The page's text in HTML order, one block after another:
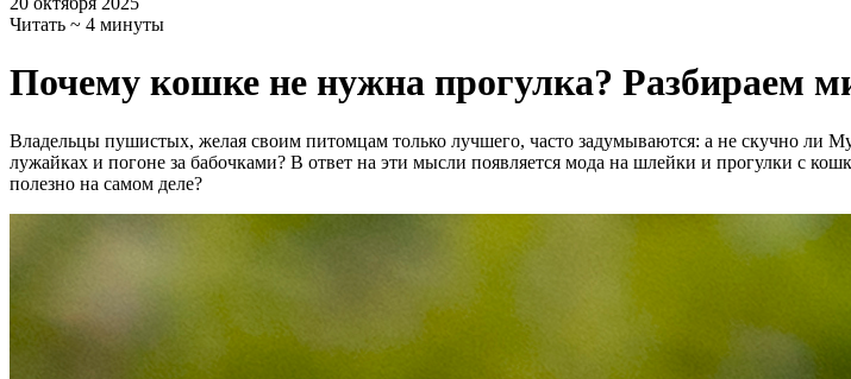
Читать ~ 4 минуты
Почему кошке не нужна прогулка? Разбираем
Владельцы пушистых, желая своим питомцам только лучшего, часто задумываются: а не скучно ли
лужайках и погоне за бабочками? В ответ на эти мысли появляется мода на шлейки и прогулки с
полезно на самом деле?